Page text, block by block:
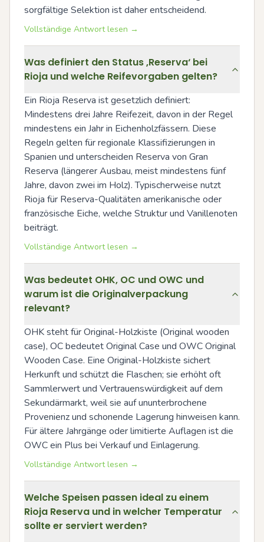
sorgfältige Selektion ist daher entscheidend.
Vollständige Antwort lesen →
Was definiert den Status ‚Reserva‘ bei
Rioja und welche Reifevorgaben gelten?
Ein Rioja Reserva ist gesetzlich definiert:
Mindestens drei Jahre Reifezeit, davon in der Regel
mindestens ein Jahr in Eichenholzfässern. Diese
Regeln gelten für regionale Klassifizierungen in
Spanien und unterscheiden Reserva von Gran
Reserva (längerer Ausbau, meist mindestens fünf
Jahre, davon zwei im Holz). Typischerweise nutzt
Rioja für Reserva-Qualitäten amerikanische oder
französische Eiche, welche Struktur und Vanillenoten
beiträgt.
Vollständige Antwort lesen →
Was bedeutet OHK, OC und OWC und
warum ist die Originalverpackung
relevant?
OHK steht für Original-Holzkiste (Original wooden
case), OC bedeutet Original Case und OWC Original
Wooden Case. Eine Original-Holzkiste sichert
Herkunft und schützt die Flaschen; sie erhöht oft
Sammlerwert und Vertrauenswürdigkeit auf dem
Sekundärmarkt, weil sie auf ununterbrochene
Provenienz und schonende Lagerung hinweisen kann.
Für ältere Jahrgänge oder limitierte Auflagen ist die
OWC ein Plus bei Verkauf und Einlagerung.
Vollständige Antwort lesen →
Welche Speisen passen ideal zu einem
Rioja Reserva und in welcher Temperatur
sollte er serviert werden?